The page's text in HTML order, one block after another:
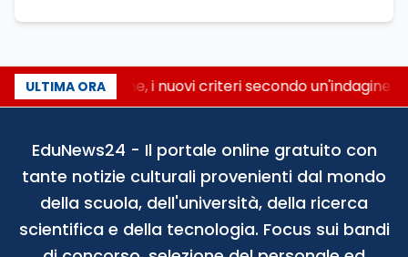
ULTIMA ORA
Gite scolastiche, i nuovi criteri secondo un'indagine
EduNews24 - Il portale online gratuito con
tante notizie culturali provenienti dal mondo
della scuola, dell'università, della ricerca
scientifica e della tecnologia. Focus sui bandi